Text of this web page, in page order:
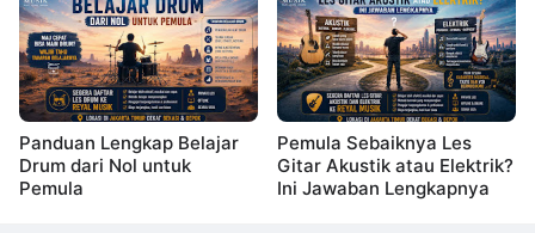
Panduan Lengkap Belajar
Drum dari Nol untuk
Pemula
Pemula Sebaiknya Les
Gitar Akustik atau Elektrik?
Ini Jawaban Lengkapnya